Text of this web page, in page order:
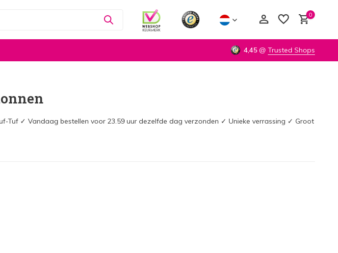
0
4,45 @ Trusted Shops
Tuf ✓ Vandaag bestellen voor 23.59 uur dezelfde dag verzonden ✓ Unieke verrassing ✓ Groot